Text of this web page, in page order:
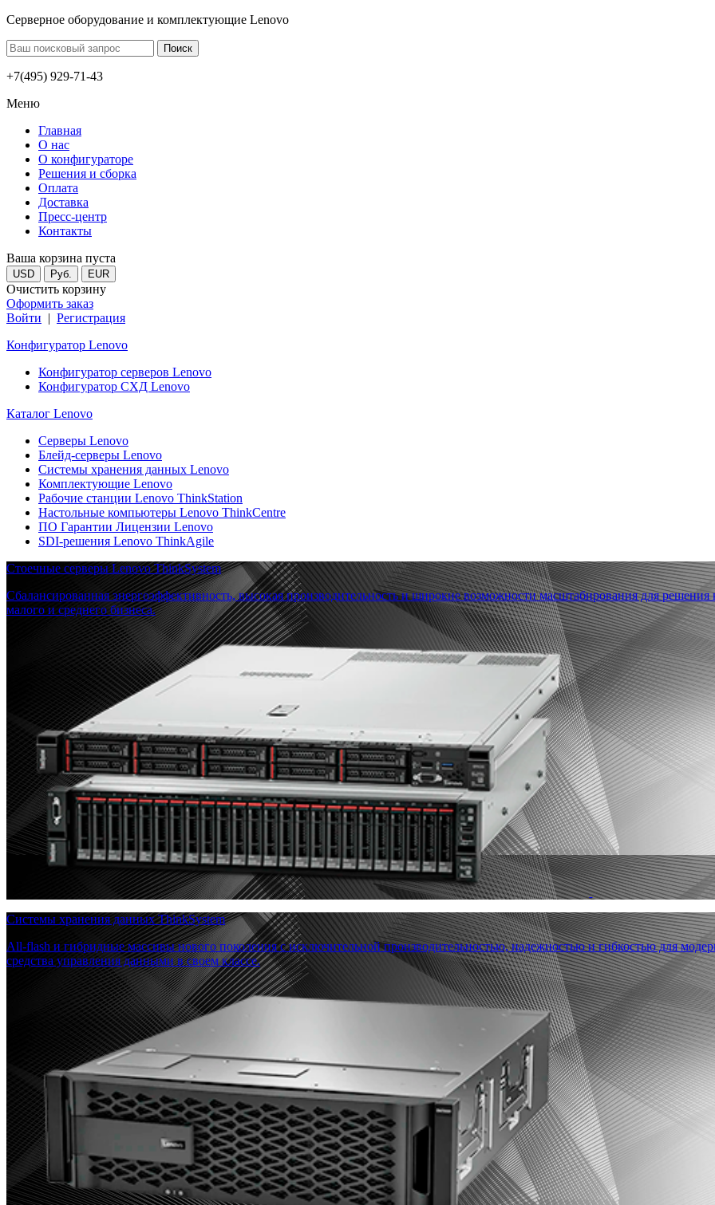
Серверное оборудование и комплектующие Lenovo
+7(495) 929-71-43
Меню
Главная
О нас
О конфигураторе
Решения и сборка
Оплата
Доставка
Пресс-центр
Контакты
Ваша корзина пуста
USD Руб. EUR
Очистить корзину
Оформить заказ
Войти | Регистрация
Конфигуратор Lenovo
Конфигуратор серверов Lenovo
Конфигуратор СХД Lenovo
Каталог Lenovo
Серверы Lenovo
Блейд-серверы Lenovo
Системы хранения данных Lenovo
Комплектующие Lenovo
Рабочие станции Lenovo ThinkStation
Настольные компьютеры Lenovo ThinkCentre
ПО Гарантии Лицензии Lenovo
SDI-решения Lenovo ThinkAgile
Стоечные серверы Lenovo ThinkSystem
Сбалансированная энергоэффективность, высокая производительность и широкие возможности масштабирования для
малого и среднего бизнеса.
Системы хранения данных ThinkSystem
All-flash и гибридные массивы нового поколения с исключительной производительностью, надежностью и гибкостью для
средства управления данными в своем классе.